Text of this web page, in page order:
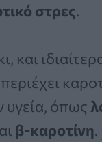
στρες.
και
υγεία, όπως
β-καροτίνη.